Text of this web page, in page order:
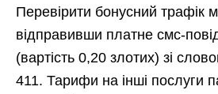
Перевірити бонусний трафік
відправивши платне смс-
(вартість 0,20 злотих) зі
411. Тарифи на інші послуги